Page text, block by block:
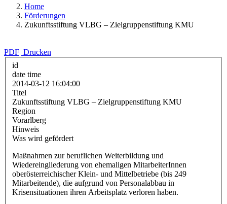
Home
Förderungen
Zukunftsstiftung VLBG – Zielgruppenstiftung KMU
PDF Drucken
id
date time
2014-03-12 16:04:00
Titel
Zukunftsstiftung VLBG – Zielgruppenstiftung KMU
Region
Vorarlberg
Hinweis
Was wird gefördert
Maßnahmen zur beruflichen Weiterbildung und
Wiedereingliederung von ehemaligen MitarbeiterInnen
oberösterreichischer Klein- und Mittelbetriebe (bis 249
Mitarbeitende), die aufgrund von Personalabbau in
Krisensituationen ihren Arbeitsplatz verloren haben.